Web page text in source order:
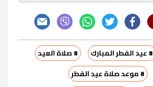
# عيد الفطر المبارك
# صلاة العيد
# موعد صلاة عيد الفطر